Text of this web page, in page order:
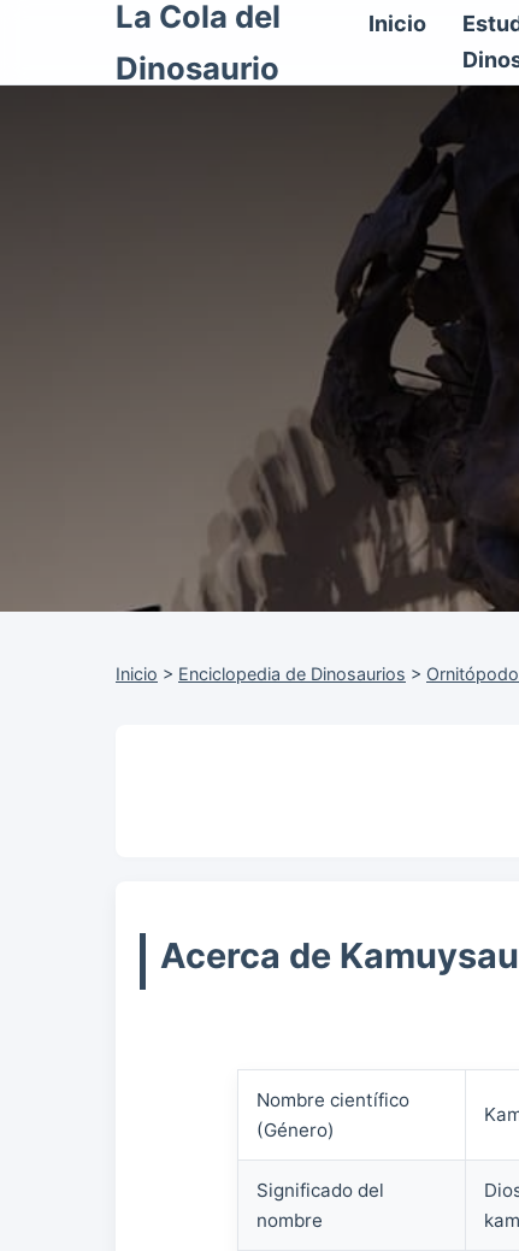
La Cola del
Dinosaurio
Inicio
Inicio > Enciclopedia de Dinosaurios >
Acerca de
Nombre científico
(Género)
Significado del
nombre